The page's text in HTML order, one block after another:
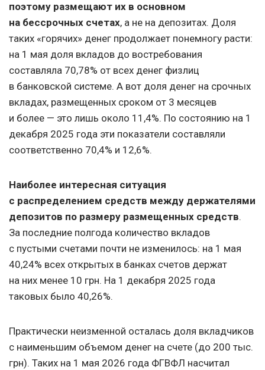
поэтому размещают их в основном
на бессрочных счетах, а не на депозитах. Доля
таких «горячих» денег продолжает понемногу расти:
на 1 мая доля вкладов до востребования
составляла 70,78% от всех денег физлиц
в банковской системе. А вот доля денег на срочных
вкладах, размещенных сроком от 3 месяцев
и более — это лишь около 11,4%. По состоянию на 1
декабря 2025 года эти показатели составляли
соответственно 70,4% и 12,6%.
Наиболее интересная ситуация
с распределением средств между держателями
депозитов по размеру размещенных средств.
За последние полгода количество вкладов
с пустыми счетами почти не изменилось: на 1 мая
40,24% всех открытых в банках счетов держат
на них менее 10 грн. На 1 декабря 2025 года
таковых было 40,26%.
Практически неизменной осталась доля вкладчиков
с наименьшим объемом денег на счете (до 200 тыс.
грн). Таких на 1 мая 2026 года ФГВФЛ насчитал